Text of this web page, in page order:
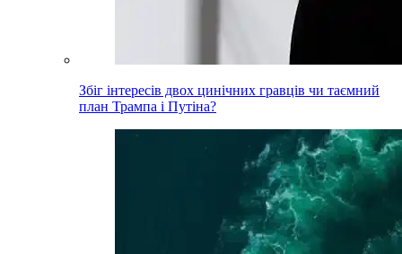
Збіг інтересів двох цинічних гравців чи таємний
план Трампа і Путіна?